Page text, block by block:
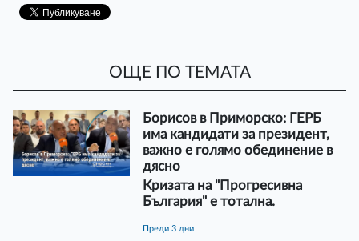
ОЩЕ ПО ТЕМАТА
Борисов в Приморско: ГЕРБ
има кандидати за президент,
важно е голямо обединение в
дясно
Кризата на "Прогресивна
България" е тотална.
преди 3 дни